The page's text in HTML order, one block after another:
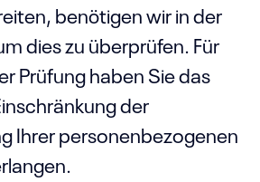
benötigen wir in der
dies zu überprüfen. Für
Prüfung haben Sie das
der
Ihrer personenbezogenen